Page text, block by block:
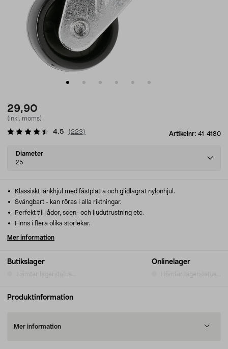
29,90
(inkl. moms)
Artikelnr: 41-4180
4.5 ( 223)
Select
variant
Diameter
25
Butikslager Onlinelager
Klassiskt länkhjul med fästplatta och glidlagrat nylonhjul.
Svängbart - kan röras i alla riktningar.
Perfekt till lådor, scen- och ljudutrustning etc.
Finns i flera olika storlekar.
Mer information
Produktinformation
Mer information